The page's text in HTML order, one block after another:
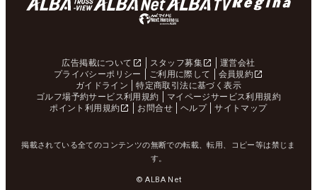
広告掲載について スタッフ募集
運営会社
プライバシーポリシー
ご利用に際して
会員規約
ガイドライン
特定商取引法に基づく表示
ゴルフ場予約サービス利用規約
マイページサービス利用規約
ポイント利用規約
お問合せ ヘルプ サイトマップ
掲載されている全てのコンテンツの無断での転載、転用、コピー等は禁じま
す。
© ALBA Net